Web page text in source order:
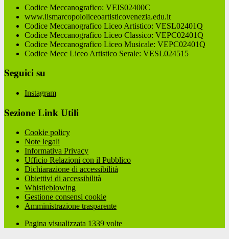
Codice Meccanografico: VEIS02400C
www.iismarcopololiceoartisticovenezia.edu.it
Codice Meccanografico Liceo Artistico: VESL02401Q
Codice Meccanografico Liceo Classico: VEPC02401Q
Codice Meccanografico Liceo Musicale: VEPC02401Q
Codice Mecc Liceo Artistico Serale: VESL024515
Seguici su
Instagram
Sezione Link Utili
Cookie policy
Note legali
Informativa Privacy
Ufficio Relazioni con il Pubblico
Dichiarazione di accessibilità
Obiettivi di accessibilità
Whistleblowing
Gestione consensi cookie
Amministrazione trasparente
Pagina visualizzata 1339 volte